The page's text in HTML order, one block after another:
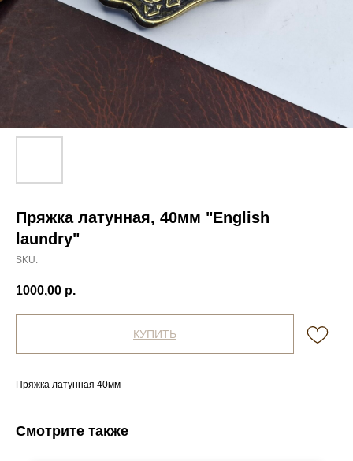
Пряжка латунная, 40мм "English
laundry"
SKU:
1000,00 р.
КУПИТЬ
Пряжка латунная 40мм
Смотрите также